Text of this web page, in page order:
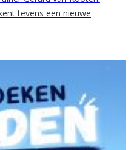
tevens een nieuwe